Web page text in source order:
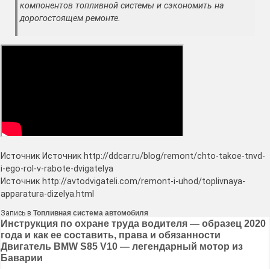
компонентов топливной системы и сэкономить на
дорогостоящем ремонте.
Источник Источник http://ddcar.ru/blog/remont/chto-takoe-tnvd-
i-ego-rol-v-rabote-dvigatelya
Источник http://avtodvigateli.com/remont-i-uhod/toplivnaya-
apparatura-dizelya.html
Запись в Топливная система автомобиля
Навигация
по
записям
Инструкция по охране труда водителя — образец 2020
года и как ее составить, права и обязанности
Двигатель BMW S85 V10 — легендарный мотор из
Баварии